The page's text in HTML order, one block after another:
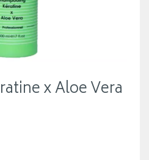
x Aloe Vera